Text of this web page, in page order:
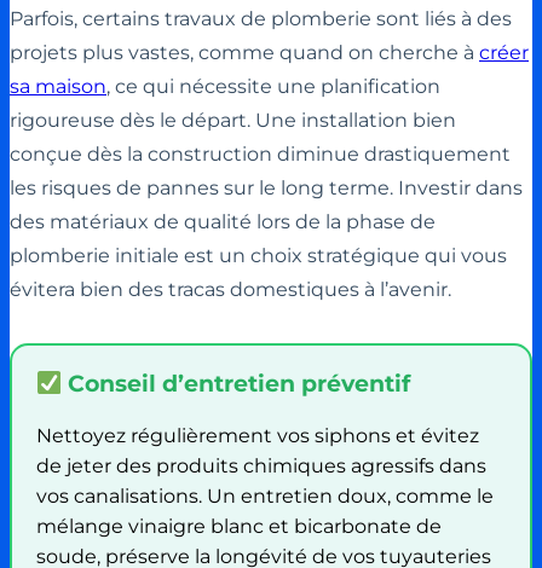
Parfois, certains travaux de plomberie sont liés à des
projets plus vastes, comme quand on cherche à créer
sa maison, ce qui nécessite une planification
rigoureuse dès le départ. Une installation bien
conçue dès la construction diminue drastiquement
les risques de pannes sur le long terme. Investir dans
des matériaux de qualité lors de la phase de
plomberie initiale est un choix stratégique qui vous
évitera bien des tracas domestiques à l’avenir.
Conseil d’entretien préventif
Nettoyez régulièrement vos siphons et évitez
de jeter des produits chimiques agressifs dans
vos canalisations. Un entretien doux, comme le
mélange vinaigre blanc et bicarbonate de
soude, préserve la longévité de vos tuyauteries